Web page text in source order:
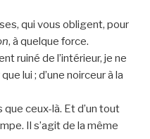
qui vous obligent, pour
, à quelque force.
ruiné de l’intérieur, je ne
lui ; d’une noirceur à la
que ceux-là. Et d’un tout
Il s’agit de la même